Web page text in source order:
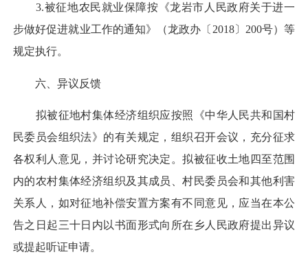
3.被征地农民就业保障按《龙岩市人民政府关于进一
步做好促进就业工作的通知》（龙政办〔2018〕200号）等
规定执行。
六、异议反馈
拟被征地村集体经济组织应按照《中华人民共和国村
民委员会组织法》的有关规定，组织召开会议，充分征求
各权利人意见，并讨论研究决定。拟被征收土地四至范围
内的农村集体经济组织及其成员、村民委员会和其他利害
关系人，如对征地补偿安置方案有不同意见，应当在本公
告之日起三十日内以书面形式向所在乡人民政府提出异议
或提起听证申请。